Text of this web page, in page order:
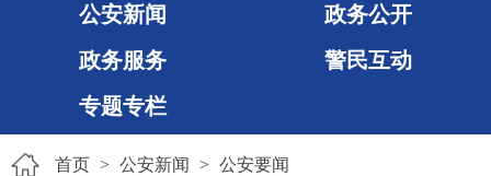
公安新闻
政务公开
政务服务
警民互动
专题专栏
首页 > 公安新闻 > 公安要闻